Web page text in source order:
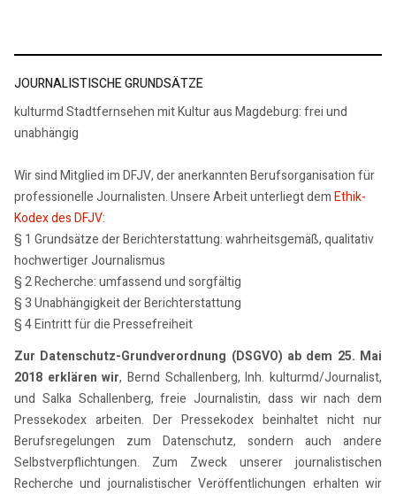
JOURNALISTISCHE GRUNDSÄTZE
kulturmd Stadtfernsehen mit Kultur aus Magdeburg: frei und
unabhängig
Wir sind Mitglied im DFJV, der anerkannten Berufsorganisation für
professionelle Journalisten. Unsere Arbeit unterliegt demEthik-
Kodex des DFJV:
§ 1 Grundsätze der Berichterstattung: wahrheitsgemäß, qualitativ
hochwertiger Journalismus
§ 2 Recherche: umfassend und sorgfältig
§ 3 Unabhängigkeit der Berichterstattung
§ 4 Eintritt für die Pressefreiheit
Zur Datenschutz-Grundverordnung (DSGVO) ab dem 25. Mai
2018 erklären wir, Bernd Schallenberg, Inh. kulturmd/Journalist,
und Salka Schallenberg, freie Journalistin, dass wir nach dem
Pressekodex arbeiten. Der Pressekodex beinhaltet nicht nur
Berufsregelungen zum Datenschutz, sondern auch andere
Selbstverpflichtungen. Zum Zweck unserer journalistischen
Recherche und journalistischer Veröffentlichungen erhalten wir